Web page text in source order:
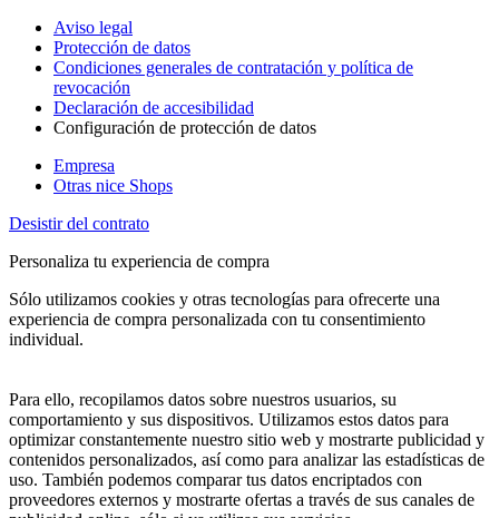
Aviso legal
Protección de datos
Condiciones generales de contratación y política de
revocación
Declaración de accesibilidad
Configuración de protección de datos
Empresa
Otras nice Shops
Desistir del contrato
Personaliza tu experiencia de compra
Sólo utilizamos cookies y otras tecnologías para ofrecerte una
experiencia de compra personalizada con tu consentimiento
individual.
Para ello, recopilamos datos sobre nuestros usuarios, su
comportamiento y sus dispositivos. Utilizamos estos datos para
optimizar constantemente nuestro sitio web y mostrarte publicidad y
contenidos personalizados, así como para analizar las estadísticas de
uso. También podemos comparar tus datos encriptados con
proveedores externos y mostrarte ofertas a través de sus canales de